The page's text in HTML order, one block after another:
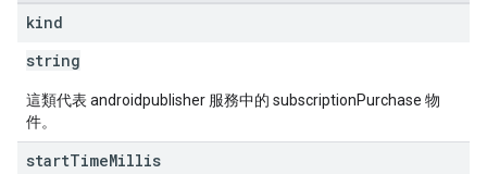
kind
string
這類代表 androidpublisher 服務中的 subscriptionPurchase 物
件。
startTimeMillis